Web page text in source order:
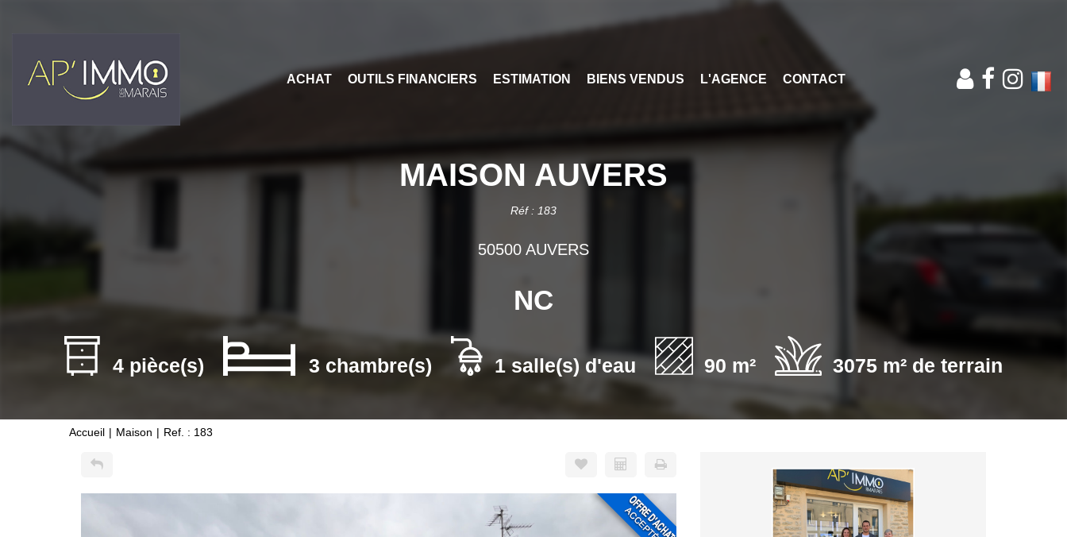
ACHAT OUTILS FINANCIERS ESTIMATION BIENS VENDUS L'AGENCE CONTACT
MAISON AUVERS
Réf : 183
50500 AUVERS
NC
4 pièce(s) 3 chambre(s) 1 salle(s) d'eau 90 m² 3075 m² de terrain
Accueil Maison Ref. : 183